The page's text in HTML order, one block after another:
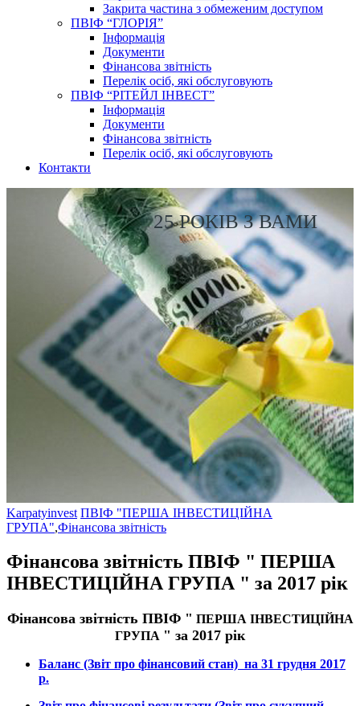
Закрита частина з обмеженим доступом
ПВІФ “ГЛОРІЯ”
Інформація
Документи
Фінансова звітність
Перелік осіб, які обслуговують
ПВІФ “РІТЕЙЛ ІНВЕСТ”
Інформація
Документи
Фінансова звітність
Перелік осіб, які обслуговують
Контакти
25 РОКІВ З ВАМИ
Karpatyinvest ПВІФ "ПЕРША ІНВЕСТИЦІЙНА
ГРУПА",Фінансова звітність
Фінансова звітність ПВІФ " ПЕРША
ІНВЕСТИЦІЙНА ГРУПА " за 2017 рік
Фінансова звітність ПВІФ " ПЕРША ІНВЕСТИЦІЙНА
ГРУПА " за 2017 рік
Баланс (Звіт про фінансовий стан) на 31 грудня 2017
р.